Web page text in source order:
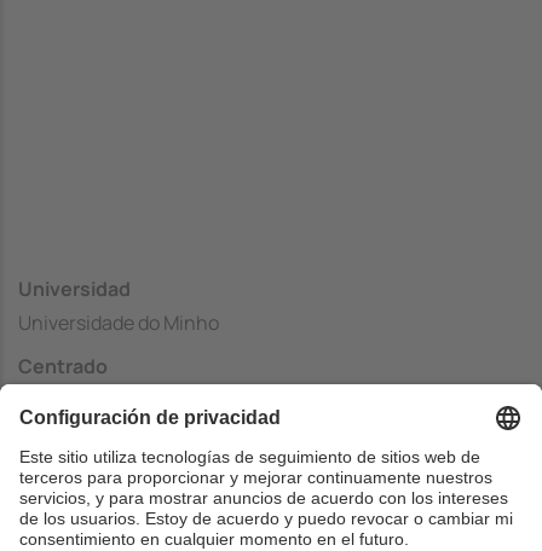
Universidad
Universidade do Minho
Centrado
Portugal
Web